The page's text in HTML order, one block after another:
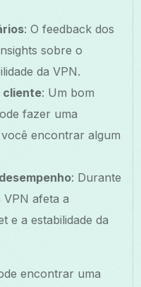
: O feedback dos
sobre o
da VPN.
cliente: Um bom
fazer uma
encontrar algum
: Durante
afeta a
e a estabilidade da
encontrar uma